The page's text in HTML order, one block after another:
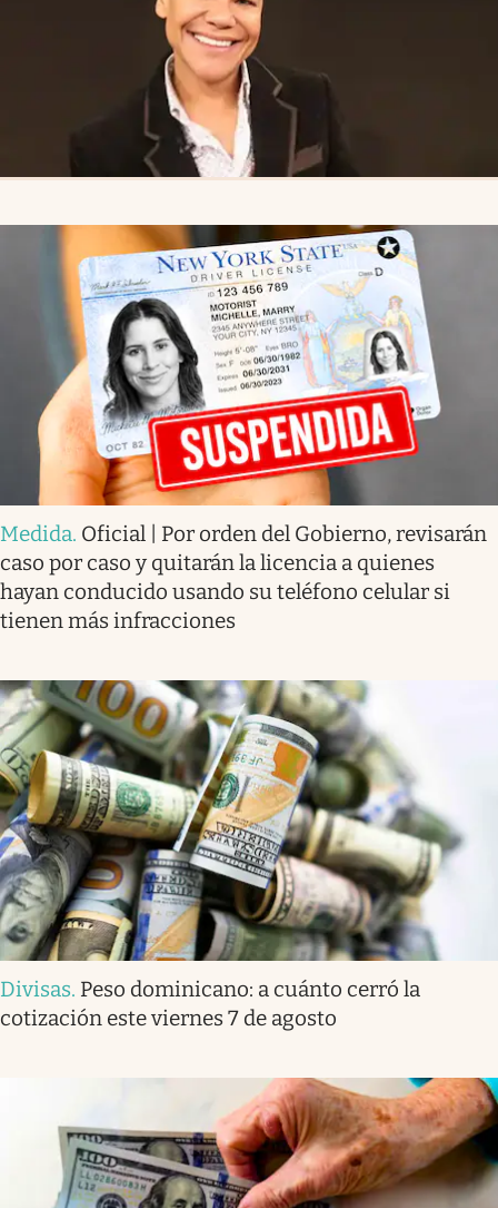
Medida. Oficial | Por orden del Gobierno, revisarán
caso por caso y quitarán la licencia a quienes
hayan conducido usando su teléfono celular si
tienen más infracciones
Divisas. Peso dominicano: a cuánto cerró la
cotización este viernes 7 de agosto